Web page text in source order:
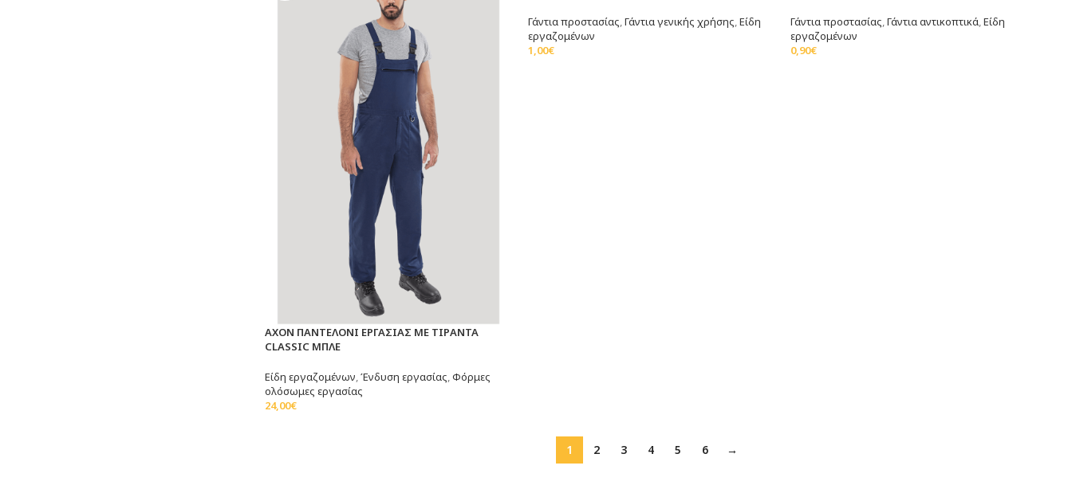
AXON ΠΑΝΤΕΛΟΝΙ ΕΡΓΑΣΙΑΣ ΜΕ ΤΙΡΑΝΤΑ
CLASSIC ΜΠΛΕ
Είδη εργαζομένων,Ένδυση εργασίας,Φόρμες
ολόσωμες εργασίας
24,00€
Γάντια προστασίας,Γάντια γενικής χρήσης,Είδη
εργαζομένων
1,00€
Γάντια προστασίας,Γάντια αντικοπτικά,Είδη
εργαζομένων
0,90€
1 2 3 4 5 6 →